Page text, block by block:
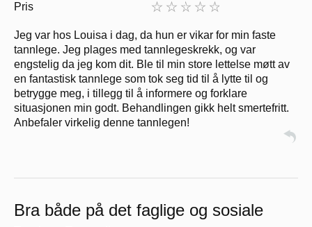
Pris
Jeg var hos Louisa i dag, da hun er vikar for min faste
tannlege. Jeg plages med tannlegeskrekk, og var
engstelig da jeg kom dit. Ble til min store lettelse møtt av
en fantastisk tannlege som tok seg tid til å lytte til og
betrygge meg, i tillegg til å informere og forklare
situasjonen min godt. Behandlingen gikk helt smertefritt.
Anbefaler virkelig denne tannlegen!
Bra både på det faglige og sosiale